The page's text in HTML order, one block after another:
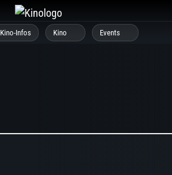
Kino-Infos Kino Events